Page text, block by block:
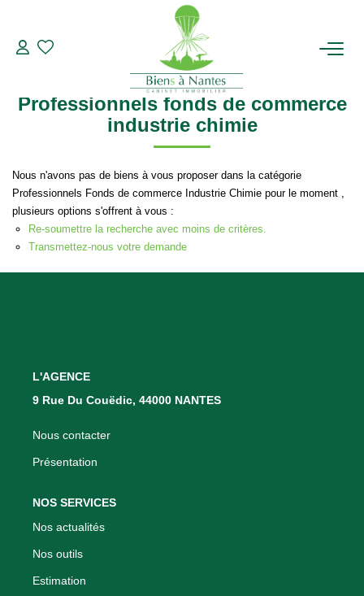
ACHETER
LOUER
ESTIMER
BIENS VENDUS
NOTRE AGENCE
Nos Actualités
Fonds de commerce
Modifier les critères de recherche
Localisation
Localisation
Sélectionnez...
Type de bien
Surface min
Créer une alerte
Professionnels fonds de commerce
industrie chimie
Nous n'avons pas de biens à vous proposer dans la catégorie
Professionnels Fonds de commerce Industrie Chimie pour le moment ,
plusieurs options s'offrent à vous :
Re-soumettre la recherche avec moins de critères.
Transmettez-nous votre demande
L'AGENCE
9 Rue Du Couëdic, 44000 NANTES
Nous contacter
Présentation
NOS SERVICES
Nos actualités
Nos outils
Estimation